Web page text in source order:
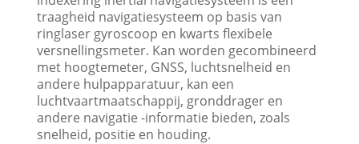
traagheid navigatiesysteem op basis van
ringlaser gyroscoop en kwarts flexibele
versnellingsmeter. Kan worden gecombineerd
met hoogtemeter, GNSS, luchtsnelheid en
andere hulpapparatuur, kan een
luchtvaartmaatschappij, gronddrager en
andere navigatie -informatie bieden, zoals
snelheid, positie en houding.